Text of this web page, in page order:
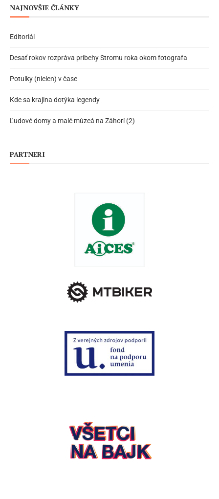
NAJNOVŠIE ČLÁNKY
Editoriál
Desať rokov rozpráva príbehy Stromu roka okom fotografa
Potulky (nielen) v čase
Kde sa krajina dotýka legendy
Ľudové domy a malé múzeá na Záhorí (2)
PARTNERI